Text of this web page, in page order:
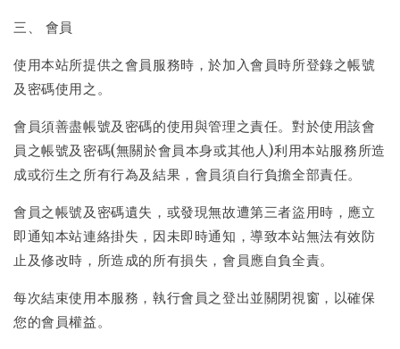
三、 會員
使用本站所提供之會員服務時，於加入會員時所登錄之帳號
及密碼使用之。
會員須善盡帳號及密碼的使用與管理之責任。對於使用該會
員之帳號及密碼(無關於會員本身或其他人)利用本站服務所造
成或衍生之所有行為及結果，會員須自行負擔全部責任。
會員之帳號及密碼遺失，或發現無故遭第三者盜用時，應立
即通知本站連絡掛失，因未即時通知，導致本站無法有效防
止及修改時，所造成的所有損失，會員應自負全責。
每次結束使用本服務，執行會員之登出並關閉視窗，以確保
您的會員權益。